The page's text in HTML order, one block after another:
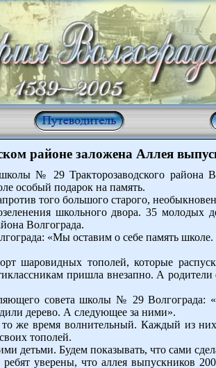
районе заложена Аллея
№ 29 Тракторозаводского района
особый подарок на память.
того большого старого,
школьного двора. 35 молодых
Волгограда.
«Мы оставим о себе память
шаровидных тополей, которые
пришла внезапно. А родители
совета школы № 29 Волгограда:
дерево. А следующее за ними».
же время волнительный. Каждый из них
тополей.
детьми. Будем показывать, что сами
уверены, что аллея выпускников